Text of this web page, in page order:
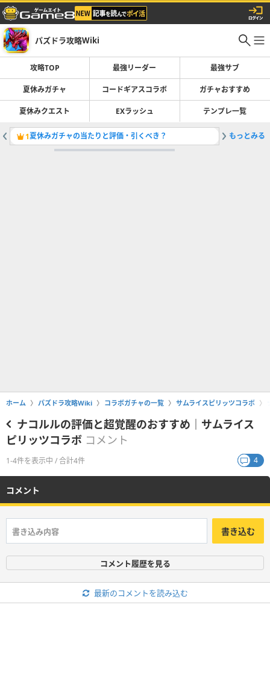
パズドラ攻略Wiki
攻略TOP 最強リーダー 最強サブ
夏休みガチャ コードギアスコラボ ガチャおすすめ
夏休みクエスト EXラッシュ テンプレ一覧
1夏休みガチャの当たりと評価・引くべき？ 2最強リ
もっとみる
ホーム パズドラ攻略Wiki コラボガチャの一覧 サムライスピリッツコラボ
ナコルルの評価と超覚醒のおすすめ｜サムライス
ピリッツコラボ コメント
1-4件を表示中 / 合計4件 4
コメント
書き込む
コメント履歴を見る
最新のコメントを読み込む